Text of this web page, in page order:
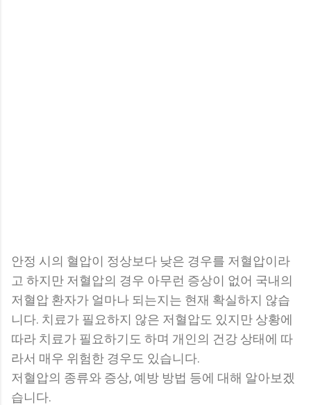
안정 시의 혈압이 정상보다 낮은 경우를 저혈압이라
고 하지만 저혈압의 경우 아무런 증상이 없어 국내의
저혈압 환자가 얼마나 되는지는 현재 확실하지 않습
니다. 치료가 필요하지 않은 저혈압도 있지만 상황에
따라 치료가 필요하기도 하며 개인의 건강 상태에 따
라서 매우 위험한 경우도 있습니다.
저혈압의 종류와 증상, 예방 방법 등에 대해 알아보겠
습니다.